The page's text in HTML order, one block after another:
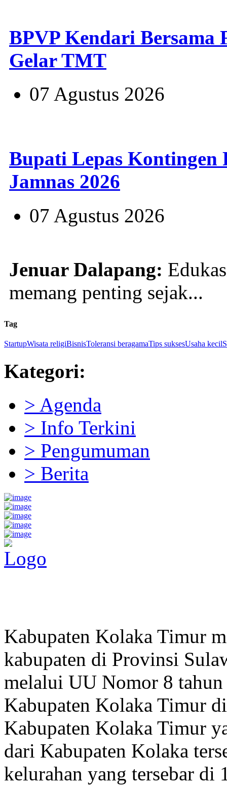
BPVP Kendari
Gelar TMT
07 Agustus 2026
Bupati Lepas
Jamnas 2026
07 Agustus 2026
Jenuar Dalapang:
memang penting sejak...
Tag
StartupWisata religiBisnisToleransi beragamaTips suksesUsaha kecil
Kategori:
> Agenda
> Info Terkini
> Pengumuman
> Berita
Kabupaten Kolaka Timur
kabupaten di Provinsi
melalui UU Nomor 8
Kabupaten Kolaka Timur
Kabupaten Kolaka Timur
dari Kabupaten Kolaka
kelurahan yang tersebar di